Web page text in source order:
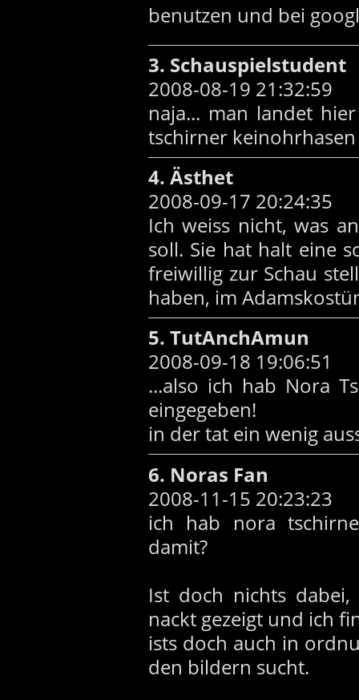
benutzen und bei
3. Schauspielstudent
2008-08-19 21:32:59
naja... man landet
tschirner
4. Ästhet
2008-09-17 20:24:35
Ich weiss nicht, was
soll. Sie hat halt eine
freiwillig zur Schau
haben, im
5. TutAnchAmun
2008-09-18 19:06:51
...also ich hab Nora
eingegeben!
in der tat ein wenig
6. Noras Fan
2008-11-15 20:23:23
ich hab nora
damit?
Ist doch nichts
nackt gezeigt und ich
ists doch auch in
den bildern sucht.